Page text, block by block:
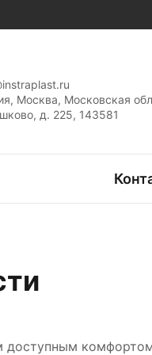
Москва, Московская
д. 225, 143581